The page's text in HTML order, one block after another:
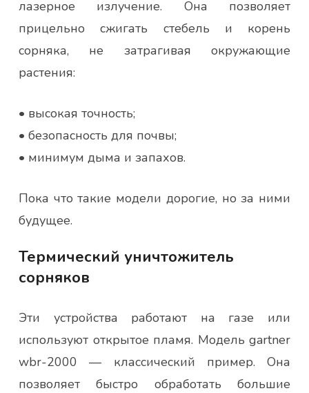
лазерное излучение. Она позволяет
прицельно сжигать стебель и корень
сорняка, не затрагивая окружающие
растения:
• высокая точность;
• безопасность для почвы;
• минимум дыма и запахов.
Пока что такие модели дорогие, но за ними
будущее.
Термический уничтожитель
сорняков
Эти устройства работают на газе или
используют открытое пламя. Модель gartner
wbr-2000 — классический пример. Она
позволяет быстро обработать большие